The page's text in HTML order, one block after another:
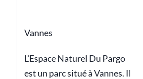
Vannes
L'Espace Naturel Du Pargo
est un parc situé à Vannes. Il